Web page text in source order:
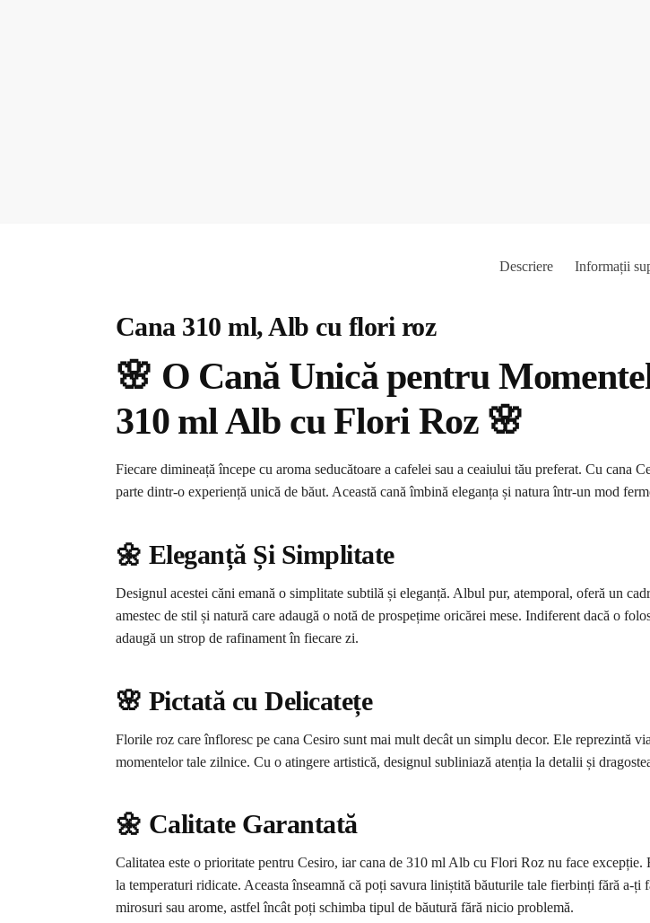
Descriere Informații
Cana 310 ml, Alb cu flori roz
🌸 O Cană Unică pentru
310 ml Alb cu Flori Roz 🌸
Fiecare dimineață începe cu aroma seducătoare a cafelei sau a ceaiului tău preferat. Cu
parte dintr-o experiență unică de băut. Această cană îmbină eleganța și natura într-un mod
🌼 Eleganță Și Simplitate
Designul acestei căni emană o simplitate subtilă și eleganță. Albul pur, atemporal, oferă un
amestec de stil și natură care adaugă o notă de prospețime oricărei mese. Indiferent dacă o
adaugă un strop de rafinament în fiecare zi.
🌸 Pictată cu Delicatețe
Florile roz care înfloresc pe cana Cesiro sunt mai mult decât un simplu decor. Ele reprezintă
momentelor tale zilnice. Cu o atingere artistică, designul subliniază atenția la detalii și
🌼 Calitate Garantată
Calitatea este o prioritate pentru Cesiro, iar cana de 310 ml Alb cu Flori Roz nu face excepție.
la temperaturi ridicate. Aceasta înseamnă că poți savura liniștită băuturile tale fierbinți fără a-
mirosuri sau arome, astfel încât poți schimba tipul de băutură fără nicio problemă.